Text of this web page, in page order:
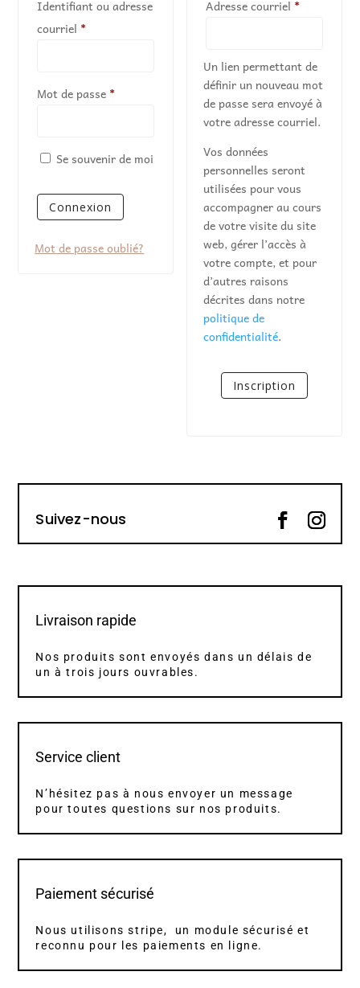
Identifiant ou adresse
courriel *Obligatoire
Mot de passe *Obligatoire
Se souvenir de moi
Connexion
Mot de passe oublié?
Adresse courriel *Obligatoire
Un lien permettant de
définir un nouveau mot
de passe sera envoyé à
votre adresse courriel.
Vos données
personnelles seront
utilisées pour vous
accompagner au cours
de votre visite du site
web, gérer l’accès à
votre compte, et pour
d’autres raisons
décrites dans notre
politique de
confidentialité.
Inscription
Suivez-nous
Livraison rapide
Nos produits sont envoyés dans un délais de
un à trois jours ouvrables.
Service client
N’hésitez pas à nous envoyer un message
pour toutes questions sur nos produits.
Paiement sécurisé
Nous utilisons stripe, un module sécurisé et
reconnu pour les paiements en ligne.